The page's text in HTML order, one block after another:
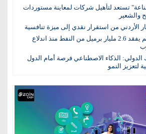
تستعد لتأهيل شركات لمعاينة مستوردات
والشعير
الأردني من استقرار نقدي إلى ميزة تنافسية
العالم يفقد 2.6 مليار برميل من النفط منذ اندلاع
الدولي: الذكاء الاصطناعي فرصة أمام الدول
لتعزيز النمو